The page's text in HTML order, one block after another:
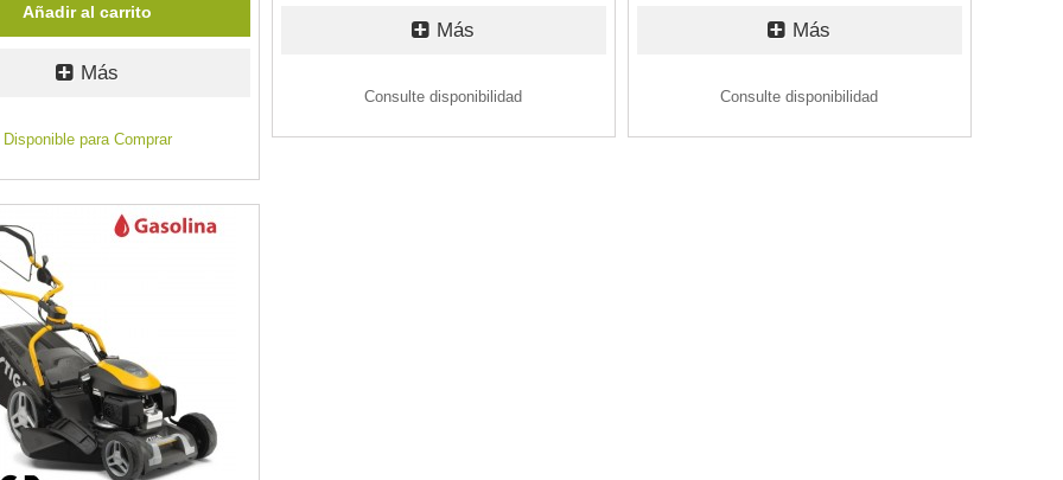
Añadir al carrito
Más
Disponible para Comprar
Más
Consulte disponibilidad
Más
Consulte disponibilidad